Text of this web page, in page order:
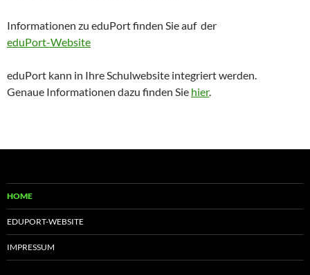
Informationen zu eduPort finden Sie auf der
eduPort-Website
eduPort kann in Ihre Schulwebsite integriert werden.
Genaue Informationen dazu finden Sie hier.
HOME
EDUPORT-WEBSITE
IMPRESSUM